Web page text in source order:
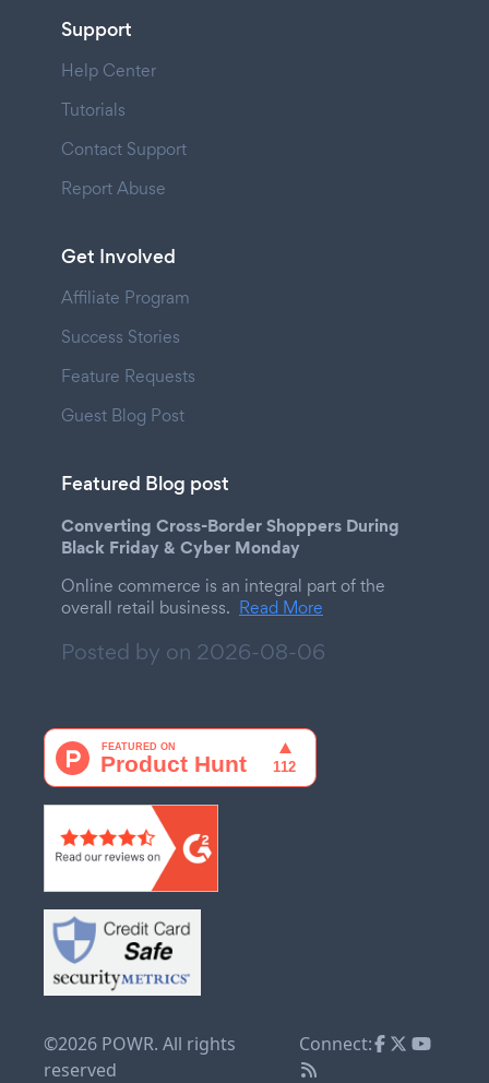
Support
Help Center
Tutorials
Contact Support
Report Abuse
Get Involved
Affiliate Program
Success Stories
Feature Requests
Guest Blog Post
Featured Blog post
Converting Cross-Border Shoppers During
Black Friday & Cyber Monday
Online commerce is an integral part of the
overall retail business. Read More
Posted by on 2026-08-06
©2026 POWR. All rights
reserved
Connect: